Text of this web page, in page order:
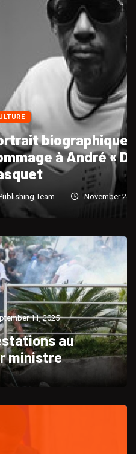
et
« Dadou »
24, 2025 765
11, 2025
au
ministre